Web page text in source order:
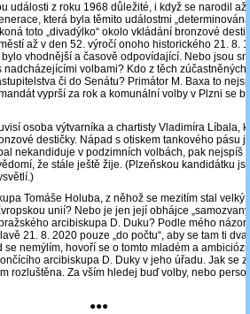
události z roku 1968 důležité, i když se narodil až
která byla těmito událostmi
toto „divadýlko“ okolo vkládání bronzové
až v den 52. výročí onoho historického 21. 8.
vhodnější a časově odpovídající. Nebo jsou
nadcházejícími volbami? Kdo z těch zúčastněných
či do Senátu? Primátor M. Baxa to
vyprší za rok a komunální volby v Plzni se
osoba výtvarníka a chartisty Vladimíra Líbala,
destičky. Nápad s otiskem tankového pásu
nekandiduje v podzimních volbách, pak nejspíš
že stále ještě žije. (Plzeňskou kandidátku
Tomáše Holuba, z něhož se mezitím stal velký
unií? Nebo je jen její obhájce
arcibiskupa D. Duku? Podle mého
21. 8. 2020 pouze „do počtu“, aby se tam ti
nemýlím, hovoří se o tomto mladém a
arcibiskupa D. Duky v jeho úřadu. Jak se
rozluštěna. Za vším hledej buď volby, nebo
●●●